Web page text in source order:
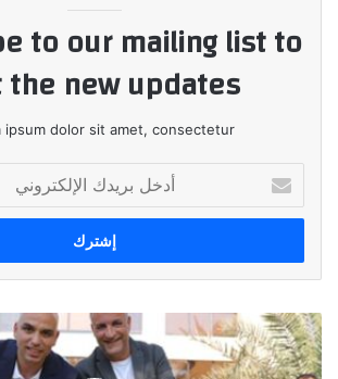
to our mailing list to
new updates!
ipsum dolor sit amet, consectetur.
بريدك
الإلكتروني
Nestlé
Egypt
and